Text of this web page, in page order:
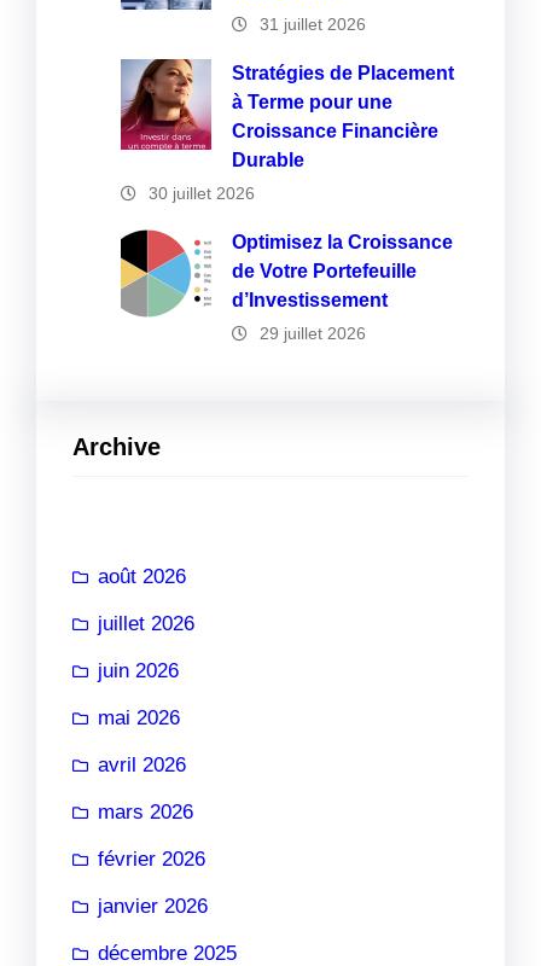
31 juillet 2026
Stratégies de Placement
à Terme pour une
Croissance Financière
Durable
30 juillet 2026
Optimisez la Croissance
de Votre Portefeuille
d’Investissement
29 juillet 2026
Archive
août 2026
juillet 2026
juin 2026
mai 2026
avril 2026
mars 2026
février 2026
janvier 2026
décembre 2025